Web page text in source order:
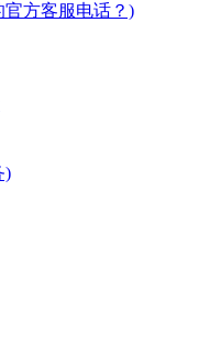
方客服电话？)
)